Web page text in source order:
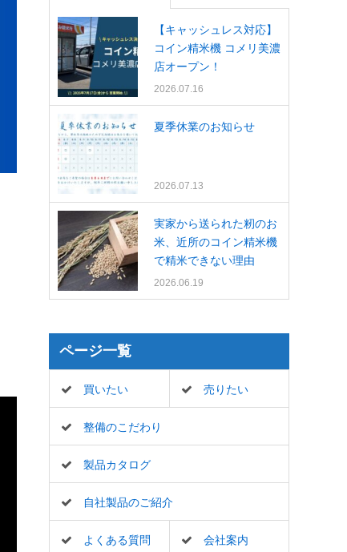
【キャッシュレス対応】
コイン精米機 コメリ美濃
店オープン！
2026.07.16
夏季休業のお知らせ
2026.07.13
実家から送られた籾のお
米、近所のコイン精米機
で精米できない理由
2026.06.19
ページ一覧
買いたい 売りたい
整備のこだわり
製品カタログ
自社製品のご紹介
よくある質問 会社案内